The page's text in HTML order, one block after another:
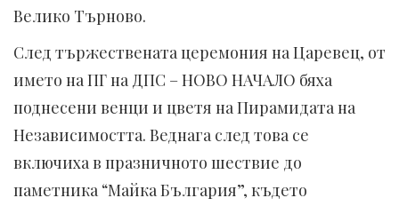
Велико Търново.
След тържествената церемония на Царевец, от
името на ПГ на ДПС – НОВО НАЧАЛО бяха
поднесени венци и цветя на Пирамидата на
Независимостта. Веднага след това се
включиха в празничното шествие до
паметника “Майка България”, където